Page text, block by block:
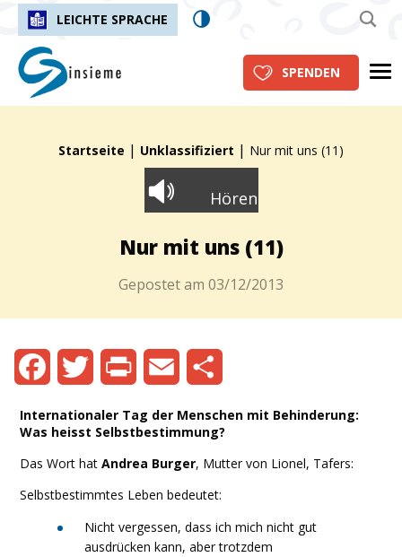
LEICHTE SPRACHE
insieme.ch
SPENDEN
Fil d'Ariane :Startseite | Unklassifiziert | Nur mit uns (11)
Hören
Nur mit uns (11)
Gepostet am 03/12/2013
Internationaler Tag der Menschen mit Behinderung:
Was heisst Selbstbestimmung?
Das Wort hat Andrea Burger, Mutter von Lionel, Tafers:
Selbstbestimmtes Leben bedeutet:
Nicht vergessen, dass ich mich nicht gut
ausdrücken kann, aber trotzdem